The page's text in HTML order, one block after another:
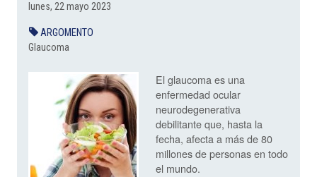
lunes, 22 mayo 2023
ARGOMENTO
Glaucoma
El glaucoma es una
enfermedad ocular
neurodegenerativa
debilitante que, hasta la
fecha, afecta a más de 80
millones de personas en todo
el mundo.